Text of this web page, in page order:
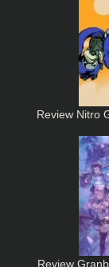
Review Nitro
Review